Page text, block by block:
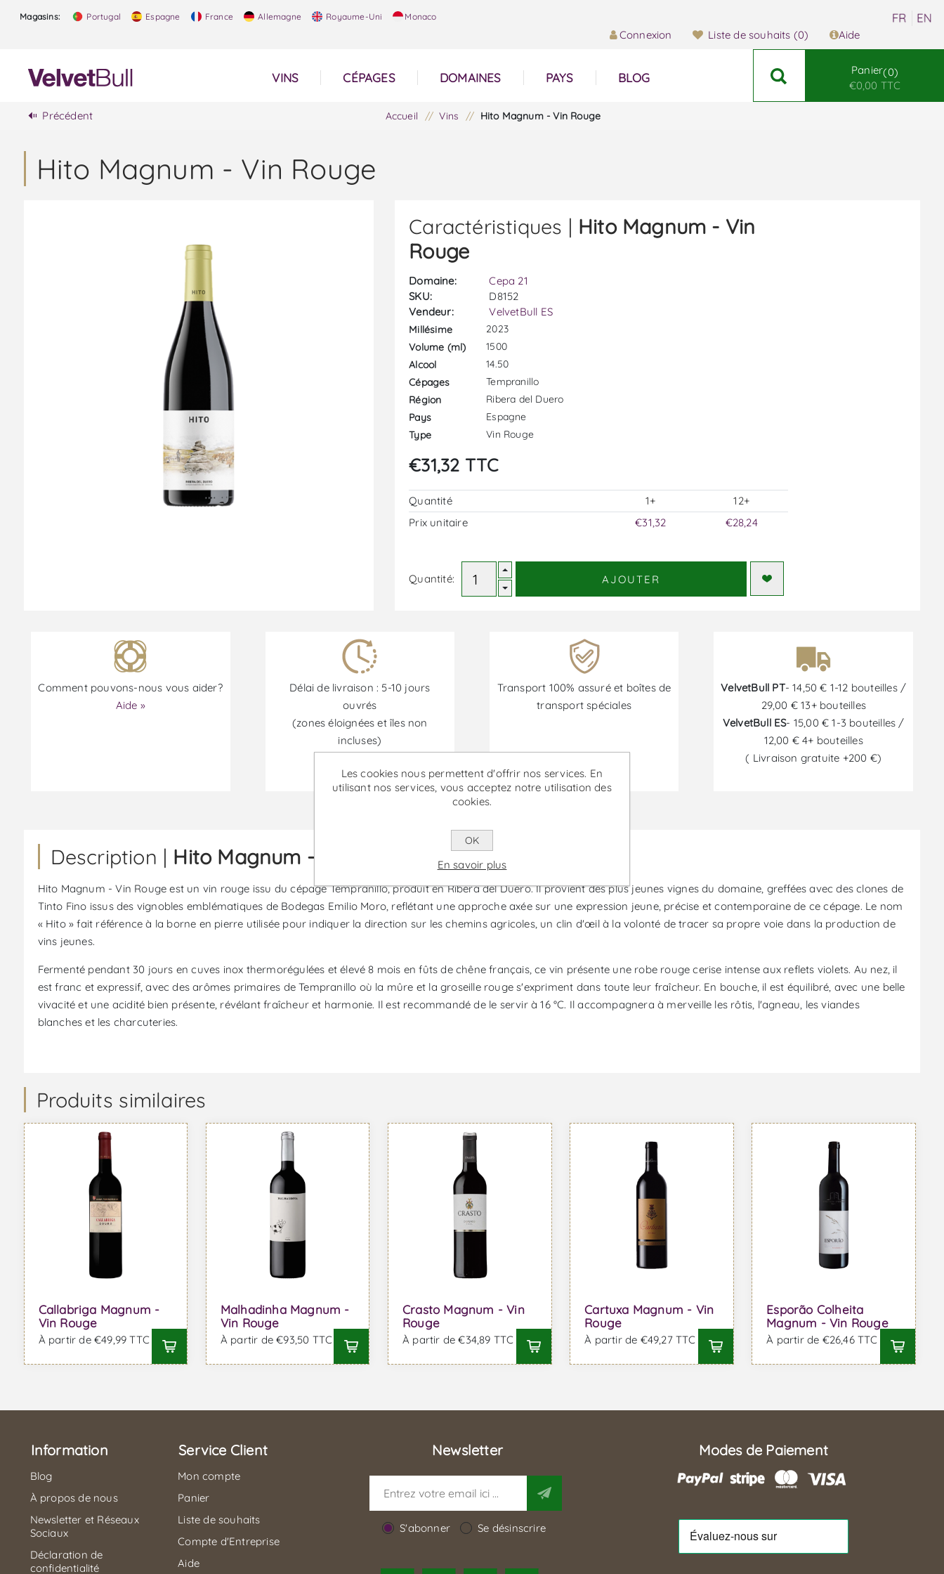
Magasins: Portugal Espagne France Allemagne Royaume-Uni Monaco
Connexion Liste de souhaits (0) Aide
VINS CÉPAGES DOMAINES PAYS BLOG
Panier 0
€0,00 TTC
Précédent Accueil / Vins / Hito Magnum - Vin Rouge
Hito Magnum - Vin Rouge
Caractéristiques | Hito Magnum - Vin
Rouge
Domaine:
Cepa 21
SKU:
D8152
Vendeur:
VelvetBull ES
Millésime
2023
Volume (ml)
1500
Alcool
14.50
Cépages
Tempranillo
Région
Ribera del Duero
Pays
Espagne
Type
Vin Rouge
€31,32 TTC
Quantité 1+
12+
Prix ​​unitaire
€31,32 €28,24
Quantité: AJOUTER
Comment pouvons-nous vous aider?
Aide »
Délai de livraison : 5-10 jours
ouvrés
(zones éloignées et îles non
incluses)
Transport 100% assuré et boîtes de
transport spéciales
VelvetBull PT- 14,50 € 1-12 bouteilles /
29,00 € 13+ bouteilles
VelvetBull ES- 15,00 € 1-3 bouteilles /
12,00 € 4+ bouteilles
( Livraison gratuite +200 €)
Les promotions sont disponibles du 30/06/2026 au 30/09/2026
Description | Hito Magnum - Vin Rouge
Hito Magnum - Vin Rouge est un vin rouge issu du cépage Tempranillo, produit en Ribera del Duero. Il provient des plus jeunes vignes du domaine, greffées avec des clones de
Tinto Fino issus des vignobles emblématiques de Bodegas Emilio Moro, reflétant une approche axée sur une expression jeune, précise et contemporaine de ce cépage. Le nom
« Hito » fait référence à la borne en pierre utilisée pour indiquer la direction sur les chemins agricoles, un clin d'œil à la volonté de tracer sa propre voie dans la production de
vins jeunes.
Fermenté pendant 30 jours en cuves inox thermorégulées et élevé 8 mois en fûts de chêne français, ce vin présente une robe rouge cerise intense aux reflets violets. Au nez, il
est franc et expressif, avec des arômes primaires de Tempranillo où la mûre et la groseille rouge s'expriment dans toute leur fraîcheur. En bouche, il est équilibré, avec une belle
vivacité et une acidité bien présente, révélant fraîcheur et harmonie. Il est recommandé de le servir à 16 °C. Il accompagnera à merveille les rôtis, l'agneau, les viandes
blanches et les charcuteries.
Produits similaires
Callabriga Magnum -
Vin Rouge
À partir de €49,99 TTC
Malhadinha Magnum -
Vin Rouge
À partir de €93,50 TTC
Crasto Magnum - Vin
Rouge
À partir de €34,89 TTC
Cartuxa Magnum - Vin
Rouge
À partir de €49,27 TTC
Esporão Colheita
Magnum - Vin Rouge
À partir de €26,46 TTC
Information
Blog
À propos de nous
Newsletter et Réseaux
Sociaux
Déclaration de
confidentialité
Service Client
Mon compte
Panier
Liste de souhaits
Compte d'Entreprise
Aide
Newsletter
S'abonner Se désinscrire
Modes de Paiement
Les cookies nous permettent d'offrir nos services. En
utilisant nos services, vous acceptez notre utilisation des
cookies.
OK
En savoir plus